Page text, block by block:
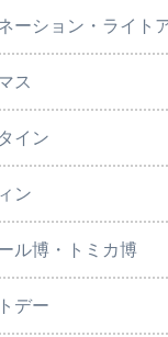
ーション・ライト
ス
イン
ン
ル博・トミカ博
デー